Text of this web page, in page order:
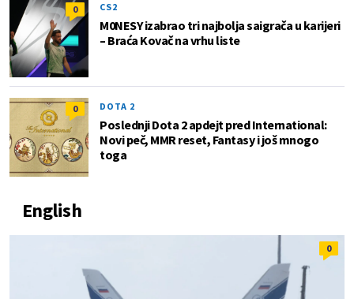
0 CS2
M0NESY izabrao tri najbolja saigrača u karijeri
– Braća Kovač na vrhu liste
0 DOTA 2
Poslednji Dota 2 apdejt pred International:
Novi peč, MMR reset, Fantasy i još mnogo
toga
English
0